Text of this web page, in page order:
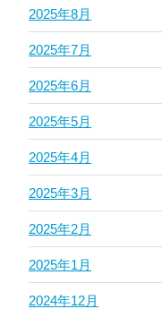
2025年8月
2025年7月
2025年6月
2025年5月
2025年4月
2025年3月
2025年2月
2025年1月
2024年12月